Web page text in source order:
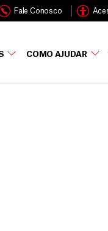
Fale Conosco
COMO AJUDAR